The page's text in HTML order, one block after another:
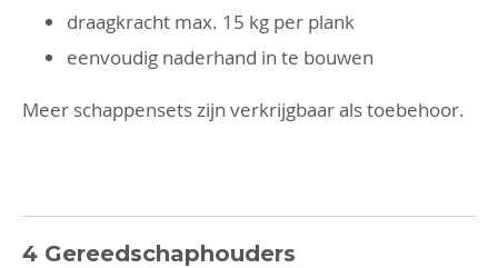
draagkracht max. 15 kg per plank
eenvoudig naderhand in te bouwen
Meer schappensets zijn verkrijgbaarals toebehoor.
4 Gereedschaphouders